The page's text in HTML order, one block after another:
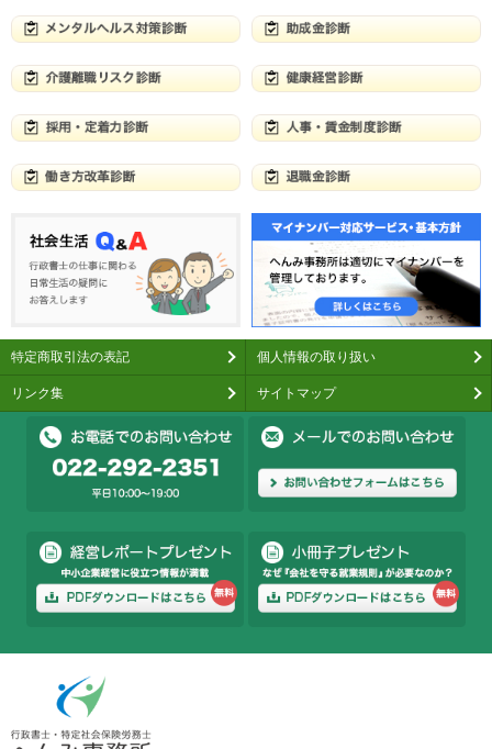
特定商取引法の表記 個人情報の取り扱い
リンク集 サイトマップ